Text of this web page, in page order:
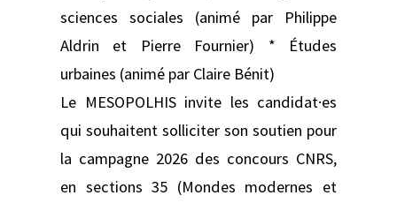
sciences sociales (animé par Philippe
Aldrin et Pierre Fournier) * Études
urbaines (animé par Claire Bénit)
Le MESOPOLHIS invite les candidat·es
qui souhaitent solliciter son soutien pour
la campagne 2026 des concours CNRS,
en sections 35 (Mondes modernes et